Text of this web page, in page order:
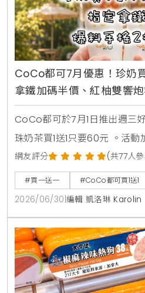
CoCo都可7月優惠！珍奶
拿鐵加碼半價、紅柚雙響
杯99元
CoCo都可於7月1日推出週三
珠奶茶買1送1只要60元 。活動
人拿鐵同價位買1送1 。同步推
新增紅柚雙響炮與紅柚香檸美
網友評分 (共77人
#買一送一 #CoCo都可買1送1
2026/06/30 編輯 凱洛琳 Karolin